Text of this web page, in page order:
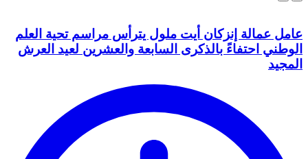
عامل عمالة إنزكان أيت ملول يترأس مراسم تحية العلم
الوطني احتفاءً بالذكرى السابعة والعشرين لعيد العرش
المجيد